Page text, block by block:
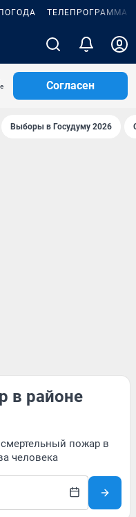
ПОГОДА ТЕЛЕПРОГРАММА
Согласен
Выборы в Госудуму 2026
в районе
пожар в
человека